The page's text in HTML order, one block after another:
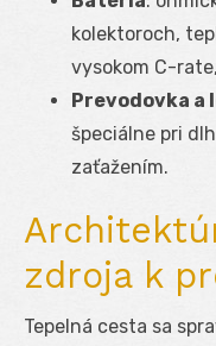
kolektoroch,
vysokom C-
Prevodovka a
špeciálne pri
zaťažením.
zdroja k
Tepelná cesta sa